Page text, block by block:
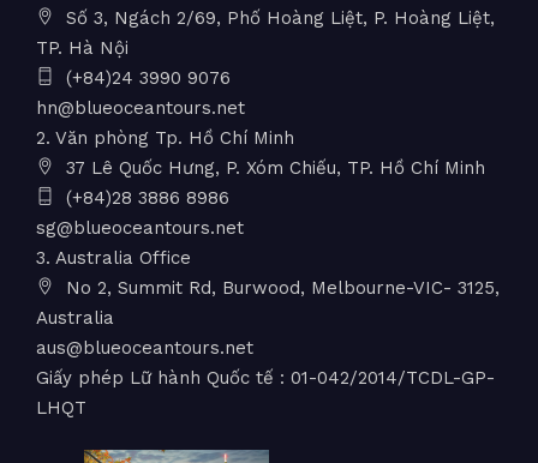
Số 3, Ngách 2/69, Phố Hoàng Liệt, P. Hoàng Liệt,
TP. Hà Nội
(+84)24 3990 9076
hn@blueoceantours.net
2. Văn phòng Tp. Hồ Chí Minh
37 Lê Quốc Hưng, P. Xóm Chiếu, TP. Hồ Chí Minh
(+84)28 3886 8986
sg@blueoceantours.net
3. Australia Office
No 2, Summit Rd, Burwood, Melbourne-VIC- 3125,
Australia
aus@blueoceantours.net
Giấy phép Lữ hành Quốc tế : 01-042/2014/TCDL-GP-
LHQT